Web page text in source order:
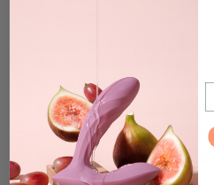
如果您只想進行內部刺激，
的肛門玩具，其尖端呈錐形
到寬大的喇叭形底座。
對於想要強烈、全身感覺的
潮，具有彎曲軸和球狀頭的
對肛門遊戲感興趣的任何性
按摩肛門的外部附件的玩具